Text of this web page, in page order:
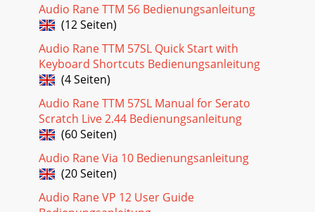
Audio Rane TTM 56 Bedienungsanleitung
(12 Seiten)
Audio Rane TTM 57SL Quick Start with
Keyboard Shortcuts Bedienungsanleitung
(4 Seiten)
Audio Rane TTM 57SL Manual for Serato
Scratch Live 2.44 Bedienungsanleitung
(60 Seiten)
Audio Rane Via 10 Bedienungsanleitung
(20 Seiten)
Audio Rane VP 12 User Guide